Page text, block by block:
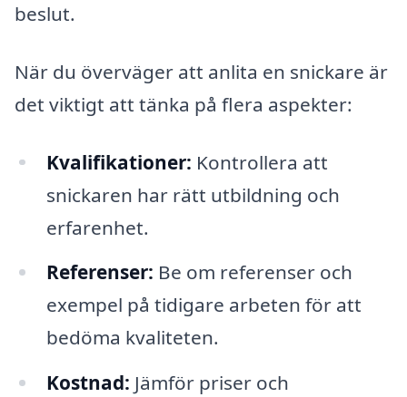
beslut.
När du överväger att anlita en snickare är
det viktigt att tänka på flera aspekter:
Kvalifikationer: Kontrollera att
snickaren har rätt utbildning och
erfarenhet.
Referenser: Be om referenser och
exempel på tidigare arbeten för att
bedöma kvaliteten.
Kostnad: Jämför priser och